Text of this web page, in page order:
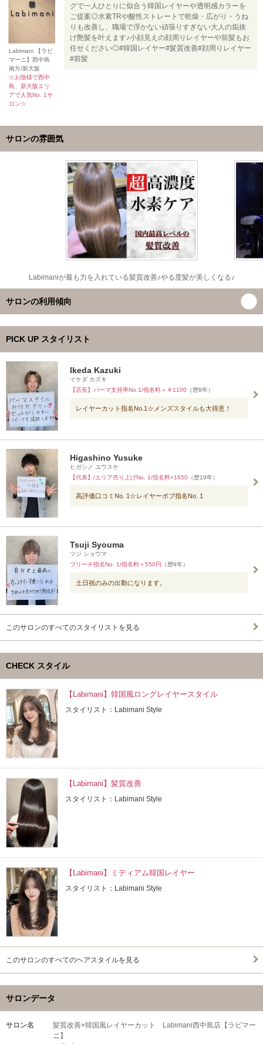
Labimani 【ラビ
マーニ】西中島
南方/新大阪
☆お陰様で西中
島、新大阪エリ
アで人気No. 1サ
ロン☆
グで一人ひとりに似合う韓国レイヤーや透明感カラーを
ご提案◎水素TRや酸性ストレートで乾燥・広がり・うね
りも改善し、職場で浮かない頑張りすぎない大人の垢抜
け艶髪を叶えます♪小顔見えの顔周りレイヤーや前髪もお
任せください◎#韓国レイヤー#髪質改善#顔周りレイヤー
#前髪
サロンの雰囲気
Labimaniが最も力を入れている髪質改善♪やる度髪が美しくなる♪
サロンの利用傾向
PICK UP スタイリスト
Ikeda Kazuki
イケダ カズキ
【店長】パーマ支持率No.1/指名料＋￥1100 （歴8年）
レイヤーカット指名No.1☆メンズスタイルも大得意！
Higashino Yusuke
ヒガシノ ユウスケ
【代表】/エリア売り上げNo. 1/指名料+1650 （歴19年）
高評価口コミNo. 1☆レイヤーボブ指名No. 1
Tsuji Syouma
ツジ ショウマ
ブリーチ指名No. 1/指名料＋550円
（歴8年）
土日祝のみの出勤になります。
このサロンのすべてのスタイリストを見る
CHECK スタイル
【Labimani】韓国風ロングレイヤースタイル
スタイリスト：Labimani Style
【Labimani】髪質改善
スタイリスト：Labimani Style
【Labimani】ミディアム韓国レイヤー
スタイリスト：Labimani Style
このサロンのすべてのヘアスタイルを見る
サロンデータ
サロン名
髪質改善×韓国風レイヤーカット Labimani西中島店【ラビマー
ニ】